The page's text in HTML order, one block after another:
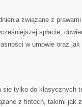
związane z
spłacie,
w umowie oraz
tylko do klasycznych
z fintech, takimi jak